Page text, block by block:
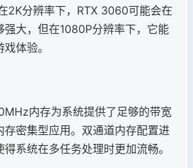
2K分辨率下，RTX 3060可能会在
强大，但在1080P分辨率下，它能
体验。
内存为系统提供了足够的带宽
存密集型应用。双通道内存配置进
系统在多任务处理时更加流畅。